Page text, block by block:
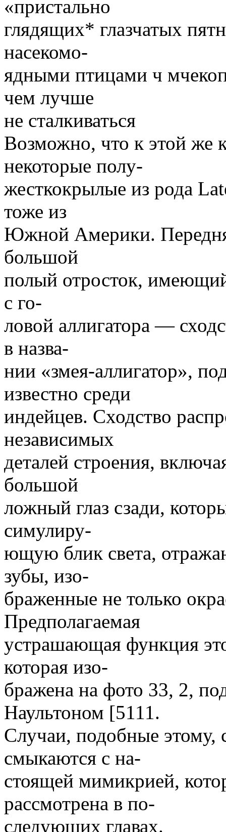
«пристально
глядящих* глазчатых
насекомо-
ядными птицами ч
чем лучше
не сталкиваться
Возможно, что к этой же
некоторые полу-
жесткокрылые из рода
тоже из
Южной Америки.
большой
полый отросток,
с го-
ловой аллигатора —
в назва-
нии «змея-аллигатор»,
известно среди
индейцев. Сходство
независимых
деталей строения,
большой
ложный глаз сзади,
симулиру-
ющую блик света,
зубы, изо-
браженные не только
Предполагаемая
устрашающая функция
которая изо-
бражена на фото 33, 2,
Наультоном [5111.
Случаи, подобные этому,
смыкаются с на-
стоящей мимикрией,
рассмотрена в по-
следующих главах.